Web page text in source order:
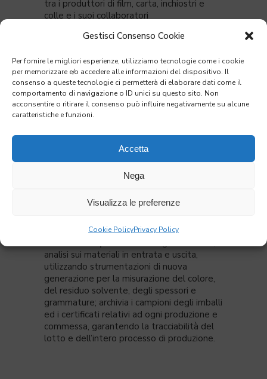
Gestisci Consenso Cookie
Per fornire le migliori esperienze, utilizziamo tecnologie come i cookie
per memorizzare e/o accedere alle informazioni del dispositivo. Il
consenso a queste tecnologie ci permetterà di elaborare dati come il
comportamento di navigazione o ID unici su questo sito. Non
acconsentire o ritirare il consenso può influire negativamente su alcune
caratteristiche e funzioni.
Accetta
Nega
Visualizza le preferenze
Cookie PolicyPrivacy Policy
tra i produttori di film, carta, inchiostri e
colle e i suoi collaboratori
nell’acquisto delle materie prime dai
contatto con gli alimenti, come disposto
dalla normativa nazionale e dalle direttive
della Comunità Europea.
L’aggiornamento continuo dei tecnici,
specialmente in materia di legislazione
vigente sui materiali per packaging,
esigenze del mercato.
Particolare attenzione viene rivolta alla
materiali a basso impatto
rinnovabili e naturali.
produttive, avvalendosi del suo
analisi sui materiali in entrata e uscita,
utilizzando strumentazioni di nuova
generazione per la misurazione del colore,
del residuo solvente, degli spessori e
grammature; archivia i campioni degli imballi
ed i certificati relativi ad ogni produzione e
commessa, garantendo la tracciabilità del
lotto e dell’intero processo di produzione.